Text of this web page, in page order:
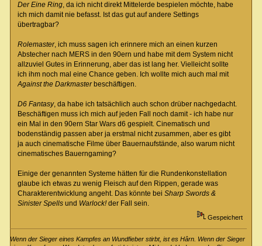
Der Eine Ring, da ich nicht direkt Mittelerde bespielen möchte, habe
ich mich damit nie befasst. Ist das gut auf andere Settings
übertragbar?
Rolemaster, ich muss sagen ich erinnere mich an einen kurzen
Abstecher nach MERS in den 90ern und habe mit dem System nicht
allzuviel Gutes in Erinnerung, aber das ist lang her. Vielleicht sollte
ich ihm noch mal eine Chance geben. Ich wollte mich auch mal mit
Against the Darkmasterbeschäftigen.
D6 Fantasy, da habe ich tatsächlich auch schon drüber nachgedacht.
Beschäftigen muss ich mich auf jeden Fall noch damit - ich habe nur
ein Mal in den 90ern Star Wars d6 gespielt. Cinematisch und
bodenständig passen aber ja erstmal nicht zusammen, aber es gibt
ja auch cinematische Filme über Bauernaufstände, also warum nicht
cinematisches Bauerngaming?
Einige der genannten Systeme hätten für die Rundenkonstellation
glaube ich etwas zu wenig Fleisch auf den Rippen, gerade was
Charakterentwicklung angeht. Das könnte bei Sharp Swords &
Sinister Spellsund Warlock!der Fall sein.
Gespeichert
Wenn der Sieger eines Kampfes an Wundfieber stirbt, ist es Hârn. Wenn der Sieger